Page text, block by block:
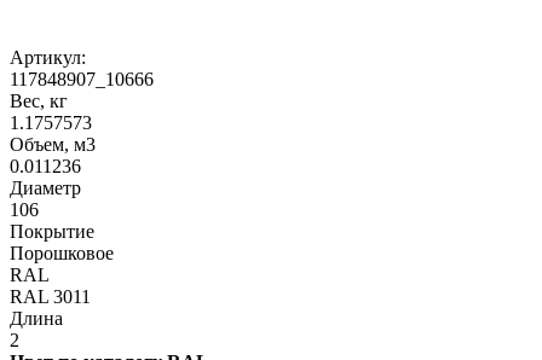
Артикул:
117848907_10666
Вес, кг
1.1757573
Объем, м3
0.011236
Диаметр
106
Покрытие
Порошковое
RAL
RAL 3011
Длина
2